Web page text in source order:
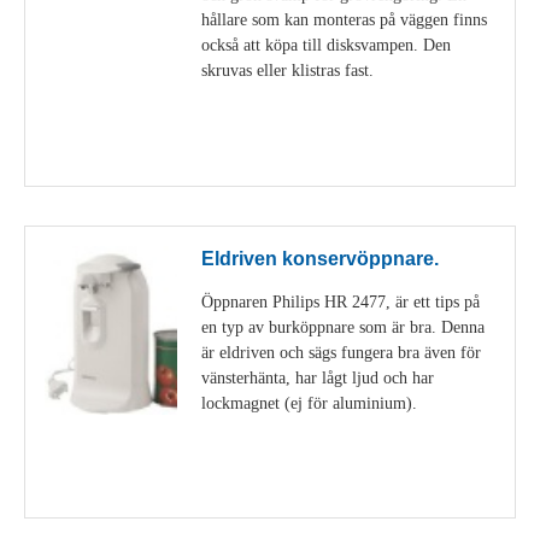
hållare som kan monteras på väggen finns
också att köpa till disksvampen. Den
skruvas eller klistras fast.
Eldriven konservöppnare.
Öppnaren Philips HR 2477, är ett tips på
en typ av burköppnare som är bra. Denna
är eldriven och sägs fungera bra även för
vänsterhänta, har lågt ljud och har
lockmagnet (ej för aluminium).